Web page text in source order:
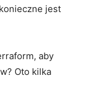
jest
aby‌
Oto⁤ kilka